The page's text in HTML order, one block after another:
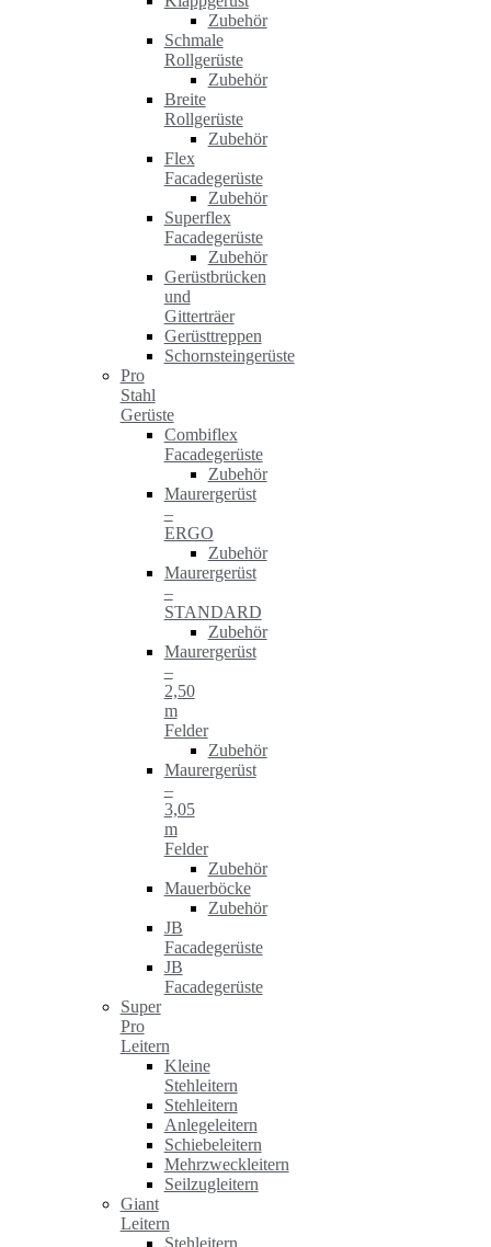
Zubehör
Schmale
Rollgerüste
Zubehör
Breite
Rollgerüste
Zubehör
Flex
Facadegerüste
Zubehör
Superflex
Facadegerüste
Zubehör
Gerüstbrücken
und
Gitterträer
Gerüsttreppen
Schornsteingerüste
Pro
Stahl
Gerüste
Combiflex
Facadegerüste
Zubehör
Maurergerüst
–
ERGO
Zubehör
Maurergerüst
–
STANDARD
Zubehör
Maurergerüst
–
2,50
m
Felder
Zubehör
Maurergerüst
–
3,05
m
Felder
Zubehör
Mauerböcke
Zubehör
JB
Facadegerüste
JB
Facadegerüste
Super
Pro
Leitern
Kleine
Stehleitern
Stehleitern
Anlegeleitern
Schiebeleitern
Mehrzweckleitern
Seilzugleitern
Giant
Leitern